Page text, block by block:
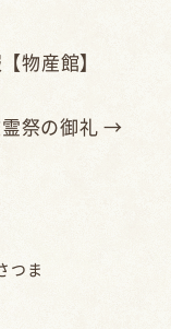
物産館】
祭の御礼→
つま